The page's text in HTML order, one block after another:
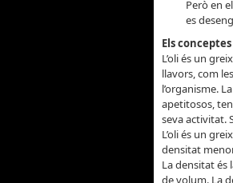
Però en
es
Els
L’oli és un
llavors, com
l’organisme.
apetitosos,
seva activitat.
L’oli és un
densitat
La densitat és
de volum. La